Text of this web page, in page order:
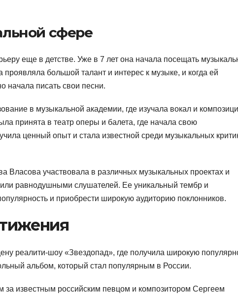
сфере
еще в детстве. Уже в 7 лет она начала посещать
большой талант и интерес к музыке, и когда ей
начала писать свои песни.
в музыкальной академии, где изучала вокал и
принята в театр оперы и балета, где начала свою
ценный опыт и стала известной среди музыкальных
Власова участвовала в различных музыкальных проектах и
равнодушными слушателей. Ее уникальный тембр и
и приобрести широкую аудиторию поклонников.
реалити-шоу «Звездопад», где получила широкую
альбом, который стал популярным в России.
известным российским певцом и композитором Сергеем